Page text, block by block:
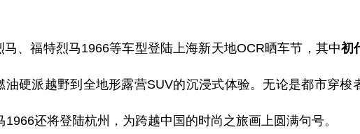
马、福特烈马1966等车型登 陆上海新天地OCR晒车节，其中初
油硬派越野到全地形露营SUV的沉浸式体验。 无论是都市穿梭
1966还将登陆杭州，为跨越中国的时尚之旅画上圆满句号。